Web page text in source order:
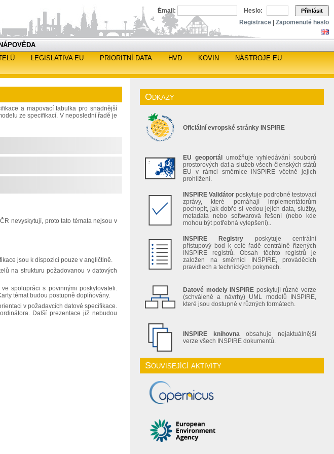
Email: Heslo: Přihlásit
Registrace Zapomenuté heslo
NÁPOVĚDA
LEGISLATIVA EU PRIORITNÍ DATA HVD KOVIN
NÁSTROJE EU
a mapovací tabulka pro snadnější
ze specifikací. V neposlední řadě je
nevyskytují, proto tato témata nejsou v
jsou k dispozici pouze v angličtině.
na strukturu požadovanou v datových
spolupráci s povinnými poskytovateli.
témat budou postupně doplňovány.
v požadavcích datové specifikace.
Další prezentace již nebudou
Odkazy
Oficiální evropské stránky INSPIRE
EU geoportál
umožňuje vyhledávání souborů
prostorových dat a služeb všech členských států
EU v rámci směrnice INSPIRE včetně jejich
prohlížení.
INSPIRE Validátor poskytuje podrobné testovací
zprávy, které pomáhají implementátorům
pochopit, jak dobře si vedou jejich data, služby,
metadata nebo softwarová řešení (nebo kde
mohou být potřebná vylepšení)..
INSPIRE Registry poskytuje centrální
přístupový bod k celé řadě centrálně řízených
INSPIRE registrů. Obsah těchto registrů je
založen na směrnici INSPIRE, prováděcích
pravidlech a technických pokynech.
Datové modely INSPIRE poskytují různé verze
(schválené a návrhy) UML modelů INSPIRE,
které jsou dostupné v různých formátech.
INSPIRE knihovna obsahuje nejaktuálnější
verze všech INSPIRE dokumentů.
Související aktivity